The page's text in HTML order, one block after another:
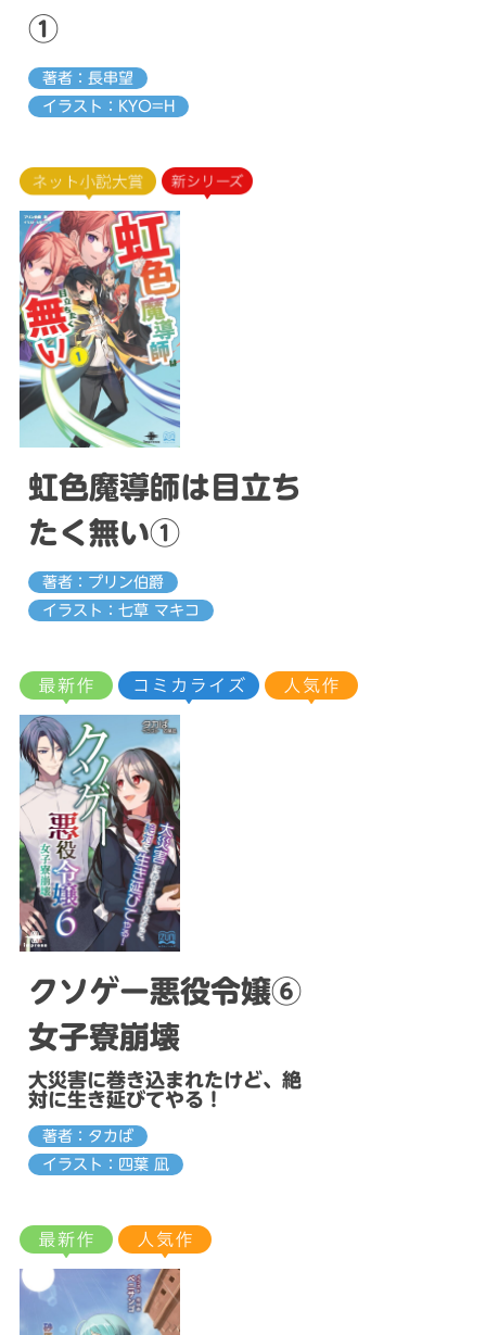
①
著者：長串望
イラスト：KYO=H
虹色魔導師は目立ち
たく無い①
著者：プリン伯爵
イラスト：七草 マキコ
クソゲー悪役令嬢⑥
女子寮崩壊
大災害に巻き込まれたけど、絶
対に生き延びてやる！
著者：タカば
イラスト：四葉 凪